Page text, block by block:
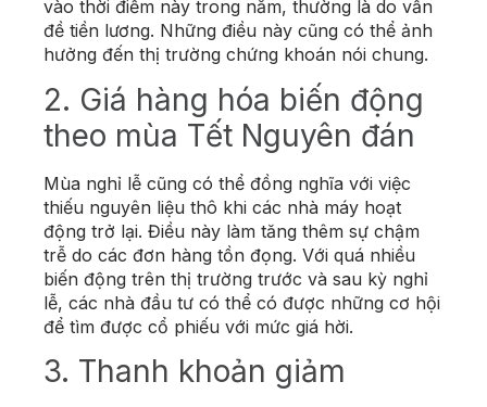
vào thời điểm này trong năm, thường là do vấn
đề tiền lương. Những điều này cũng có thể ảnh
hưởng đến thị trường chứng khoán nói chung.
2. Giá hàng hóa biến động
theo mùa Tết Nguyên đán
Mùa nghỉ lễ cũng có thể đồng nghĩa với việc
thiếu nguyên liệu thô khi các nhà máy hoạt
động trở lại. Điều này làm tăng thêm sự chậm
trễ do các đơn hàng tồn đọng. Với quá nhiều
biến động trên thị trường trước và sau kỳ nghỉ
lễ, các nhà đầu tư có thể có được những cơ hội
để tìm được cổ phiếu với mức giá hời.
3. Thanh khoản giảm